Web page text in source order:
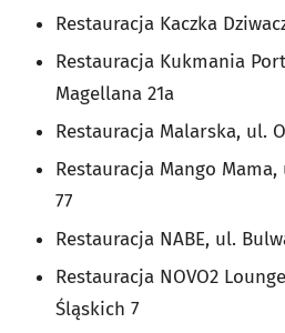
Restauracja Kaczka
Restauracja Kukmania
Magellana 21a
Restauracja Malarska, ul.
Restauracja Mango
77
Restauracja NABE, ul.
Restauracja NOVO2
Śląskich 7